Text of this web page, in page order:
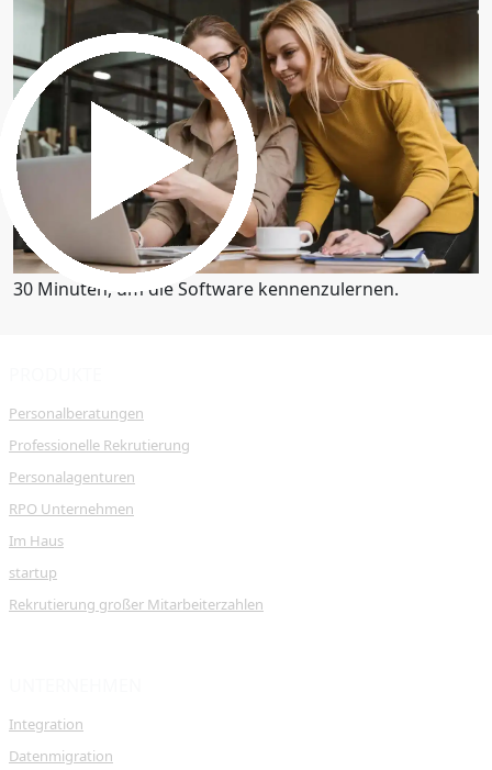
30 Minuten, um die Software kennenzulernen.
Demo anfordern
30 Minuten, um die Software kennenzulernen.
Personalberatungen
Professionelle Rekrutierung
Personalagenturen
RPO Unternehmen
Im Haus
startup
Rekrutierung großer Mitarbeiterzahlen
Integration
Datenmigration